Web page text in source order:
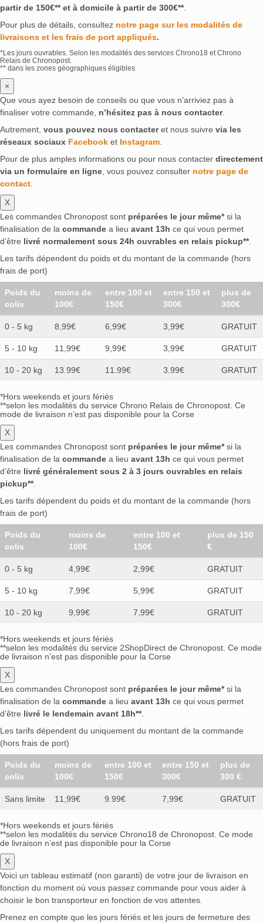
partir de 150€** et à domicile à partir de 300€**.
Pour plus de détails, consultez notre page sur les modalités de
livraisons et les frais de port appliqués.
*Les jours ouvrables. Selon les modalités des services Chrono18 et Chrono
Relais de Chronopost.
** dans les zones géographiques éligibles
×
Que vous ayez besoin de conseils ou que vous n’arriviez pas à
finaliser votre commande, n’hésitez pas à nous contacter.
Autrement, vous pouvez nous contacteret nous suivre via les
réseaux sociaux Facebook et Instagram
Pour de plus amples informations ou pour nous contacter directement
via un formulaire en ligne , vous pouvez consulter notre page de
contact
X
Les commandes Chronopost sont préparées le jour même*si la
finalisation de la commande a lieu avant 13h ce qui vous permet
d’être livré normalement sous 24h ouvrables en relais pickup**.
Les tarifs dépendent du poids et du montant de la commande (hors
frais de port)
Poids du
colis
moins de
100€
entre 100 et
150€
entre 150 et
300€
plus de
300€
0 - 5 kg 8,99€ 6,99€ 3,99€ GRATUIT
5 - 10 kg 11,99€ 9,99€ 3,99€ GRATUIT
10 - 20 kg 13.99€ 11.99€ 3.99€ GRATUIT
*Hors weekends et jours fériés
**selon les modalités du service Chrono Relais de Chronopost. Ce
mode de livraison n’est pas disponible pour la Corse
X
Les commandes Chronopost sont préparées le jour même*si la
finalisation de la commande a lieu avant 13h ce qui vous permet
d’être livré généralement sous 2 à 3 jours ouvrables en relais
pickup**.
Les tarifs dépendent du poids et du montant de la commande (hors
frais de port)
Poids du
colis
moins de
100€
entre 100 et
150€
plus de 150
€
0 - 5 kg 4,99€ 2,99€ GRATUIT
5 - 10 kg 7,99€ 5,99€ GRATUIT
10 - 20 kg 9,99€ 7,99€ GRATUIT
*Hors weekends et jours fériés
**selon les modalités du service 2ShopDirect de Chronopost. Ce mode
de livraison n’est pas disponible pour la Corse
X
Les commandes Chronopost sont préparées le jour même*si la
finalisation de la commande a lieu avant 13h ce qui vous permet
d’être livré le lendemain avant 18h**.
Les tarifs dépendent du uniquement du montant de la commande
(hors frais de port)
Poids du
colis
moins de
100€
entre 100 et
150€
entre 150 et
300€
plus de
300 €
Sans limite 11,99€ 9.99€ 7,99€ GRATUIT
*Hors weekends et jours fériés
**selon les modalités du service Chrono18 de Chronopost. Ce mode
de livraison n’est pas disponible pour la Corse
X
Voici un tableau estimatif (non garanti) de votre jour de livraison en
fonction du moment où vous passez commande pour vous aider à
choisir le bon transporteur en fonction de vos attentes.
Prenez en compte que les jours fériés et les jours de fermeture des